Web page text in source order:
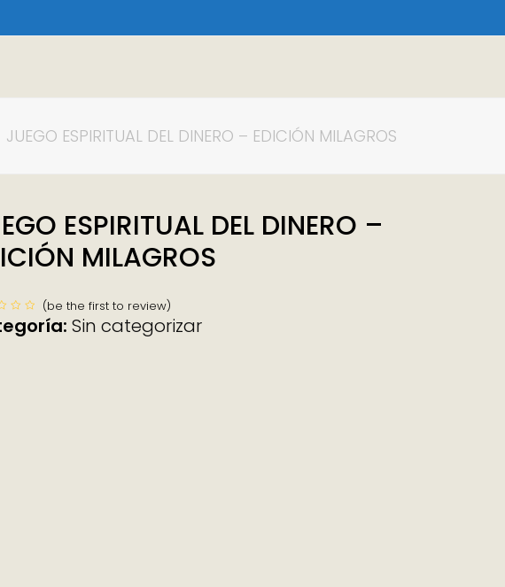
JUEGO ESPIRITUAL DEL DINERO – EDICIÓN MILAGROS
ESPIRITUAL DEL DINERO –
MILAGROS
(be the first to review)
Sin categorizar